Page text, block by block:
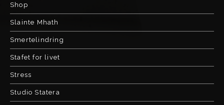
Shop
Slainte Mhath
Smertelindring
Stafet for livet
Stress
Studio Statera